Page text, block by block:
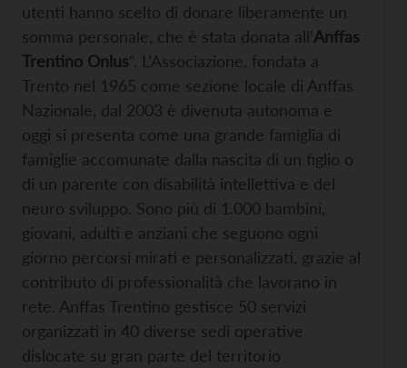
utenti hanno scelto di donare liberamente un
somma personale, che è stata donata all’Anffas
Trentino Onlus“. L’Associazione, fondata a
Trento nel 1965 come sezione locale di Anffas
Nazionale, dal 2003 è divenuta autonoma e
oggi si presenta come una grande famiglia di
famiglie accomunate dalla nascita di un figlio o
di un parente con disabilità intellettiva e del
neuro sviluppo. Sono più di 1.000 bambini,
giovani, adulti e anziani che seguono ogni
giorno percorsi mirati e personalizzati, grazie al
contributo di professionalità che lavorano in
rete. Anffas Trentino gestisce 50 servizi
organizzati in 40 diverse sedi operative
dislocate su gran parte del territorio